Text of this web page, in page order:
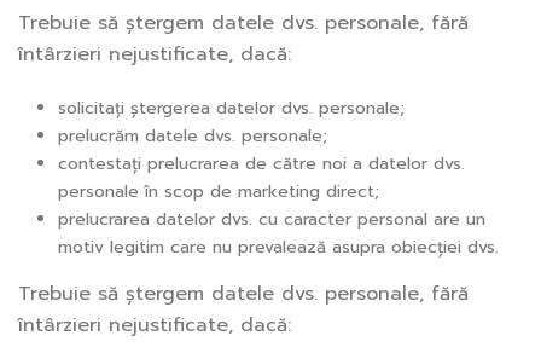
Trebuie să ștergem datele dvs. personale, fără
întârzieri nejustificate, dacă:
solicitați ștergerea datelor dvs. personale;
prelucrăm datele dvs. personale;
contestați prelucrarea de către noi a datelor dvs.
personale în scop de marketing direct;
prelucrarea datelor dvs. cu caracter personal are un
motiv legitim care nu prevalează asupra obiecției dvs.
Trebuie să ștergem datele dvs. personale, fără
întârzieri nejustificate, dacă: